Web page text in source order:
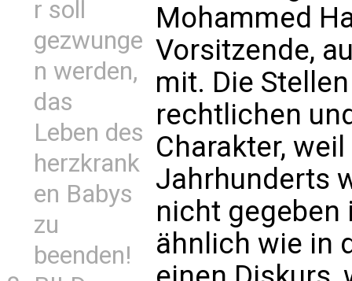
r soll
gezwunge
n werden,
das
Leben des
herzkrank
en Babys
zu
beenden!
Mohammed
Vorsitzende,
mit. Die
rechtlichen
Charakter,
Jahrhunderts
nicht gegeben
ähnlich wie in